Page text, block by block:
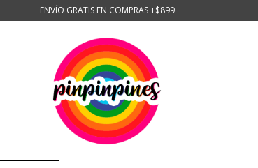
ENVÍO GRATIS EN COMPRAS +$899